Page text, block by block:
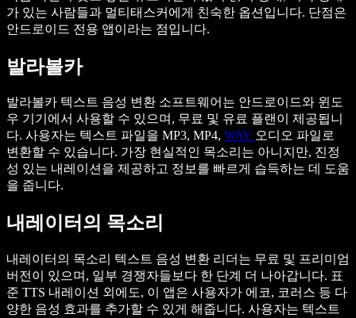
가 있는 사람들과 멀티태스커에게 친숙한 옵션입니다. 단점은
안드로이드 전용 앱이라는 점입니다.
발라볼카
발라볼카 텍스트 음성 변환 소프트웨어는 안드로이드와 윈도
우 기기에서 사용할 수 있으며, 무료 및 유료 플랜이 제공됩니
다. 사용자는 텍스트 파일을 MP3, MP4, WAV 오디오 파일로
변환할 수 있습니다. 가장 현실적인 목소리는 아니지만, 진정
성 있는 내레이션을 제공하고 정보를 빠르게 습득하는 데 도움
을 줍니다.
내레이터의 목소리
내레이터의 목소리 텍스트 음성 변환 리더는 무료 및 프리미엄
버전이 있으며, 일부 경쟁자들보다 한 단계 더 나아갑니다. 표
준 TTS 내레이션 외에도, 이 앱은 사용자가 에코, 코러스 등 다
양한 음성 효과를 추가할 수 있게 해줍니다. 사용자는 텍스트